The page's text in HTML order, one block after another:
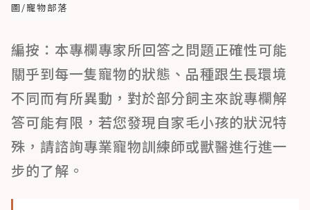
圖/寵物部落
編按：本專欄專家所回答之問題正確性可能
關乎到每一隻寵物的狀態、品種跟生長環境
不同而有所異動，對於部分飼主來說專欄解
答可能有限，若您發現自家毛小孩的狀況特
殊，請諮詢專業寵物訓練師或獸醫進行進一
步的了解。